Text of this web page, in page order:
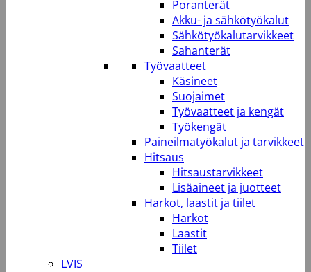
Poranterät
Akku- ja sähkötyökalut
Sähkötyökalutarvikkeet
Sahanterät
Työvaatteet
Käsineet
Suojaimet
Työvaatteet ja kengät
Työkengät
Paineilmatyökalut ja tarvikkeet
Hitsaus
Hitsaustarvikkeet
Lisäaineet ja juotteet
Harkot, laastit ja tiilet
Harkot
Laastit
Tiilet
LVIS